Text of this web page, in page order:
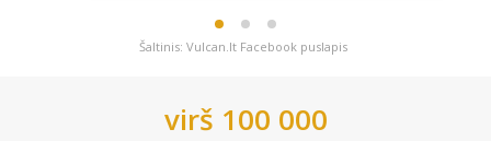
Šaltinis: Vulcan.lt Facebook puslapis
virš 100 000